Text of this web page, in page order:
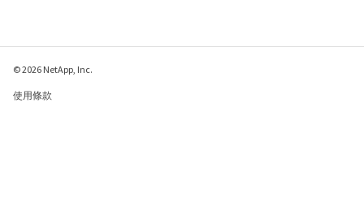
© 2026 NetApp, Inc.
使用條款